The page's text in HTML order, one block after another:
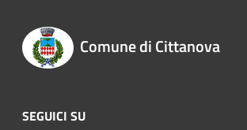
Comune di Cittanova
SEGUICI SU